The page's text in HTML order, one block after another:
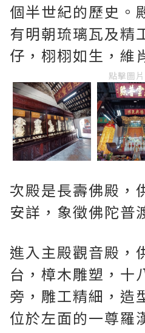
個半世紀的歷史。
有明朝琉璃瓦及精
仔，栩栩如生，維
點擊圖
次殿是長壽佛殿，
安詳，象徵佛陀普
進入主殿觀音殿，
台，樟木雕塑，十
旁，雕工精細，造
位於左面的一尊羅